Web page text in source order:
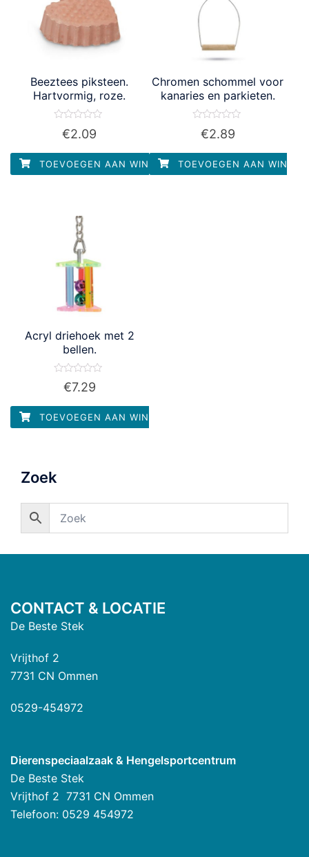
Beeztees piksteen.
Hartvormig, roze.
Waardering
5
€2.09
TOEVOEGEN AAN WINKELWAGEN
Chromen schommel voor
kanaries en parkieten.
Waardering
5
€2.89
TOEVOEGEN AAN
Acryl driehoek met 2
bellen.
Waardering
5
€7.29
TOEVOEGEN AAN WINKELWAGEN
Zoek
CONTACT & LOCATIE
De Beste Stek
Vrijthof 2
7731 CN Ommen
0529-454972
Dierenspeciaalzaak & Hengelsportcentrum
De Beste Stek
Vrijthof 2 7731 CN Ommen
Telefoon: 0529 454972